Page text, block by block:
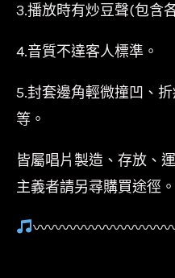
3.播放時有炒豆聲(包含
4.音質不達客人標準。
5.封套邊角輕微撞凹、
等。
皆屬唱片製造、存放、
主義者請另尋購買途徑。
〰〰〰〰〰〰〰〰〰